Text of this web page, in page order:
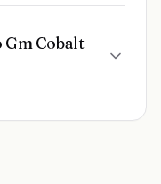
Gm Cobalt